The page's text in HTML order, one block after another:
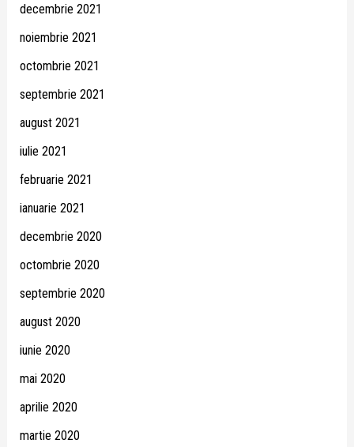
decembrie 2021
noiembrie 2021
octombrie 2021
septembrie 2021
august 2021
iulie 2021
februarie 2021
ianuarie 2021
decembrie 2020
octombrie 2020
septembrie 2020
august 2020
iunie 2020
mai 2020
aprilie 2020
martie 2020